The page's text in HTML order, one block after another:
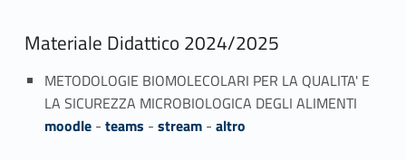
Materiale Didattico 2024/2025
METODOLOGIE BIOMOLECOLARI PER LA QUALITA' E
LA SICUREZZA MICROBIOLOGICA DEGLI ALIMENTI
moodle- teams - stream- altro